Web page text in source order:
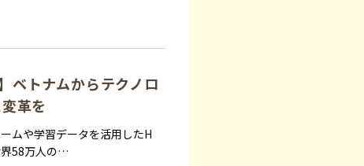
ベトナムからテクノロ
革を
ムや学習データを活用したH
界58万人の…